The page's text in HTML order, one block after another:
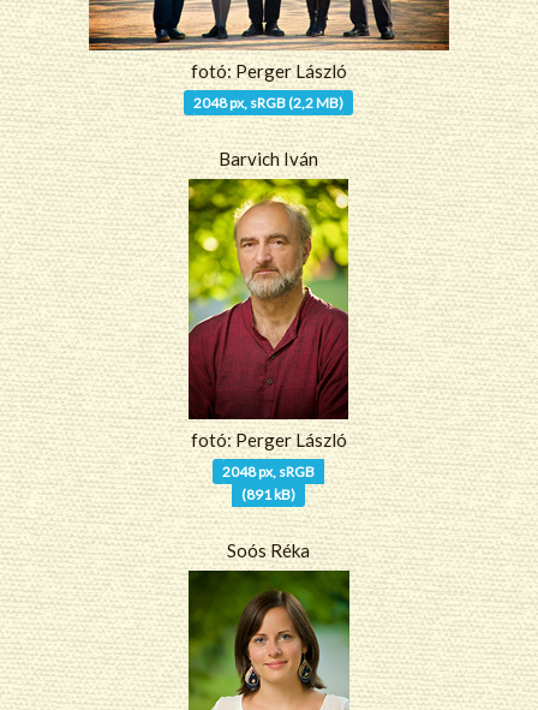
fotó: Perger László
2048 px, sRGB (2,2 MB)
Barvich Iván
fotó: Perger László
2048 px, sRGB
(891 kB)
Soós Réka